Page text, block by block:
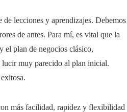
de lecciones y aprendizajes. Debemos
de antes. Para mí, es vital que la
el plan de negocios clásico,
lucir muy parecido al plan inicial.
más facilidad, rapidez y flexibilidad